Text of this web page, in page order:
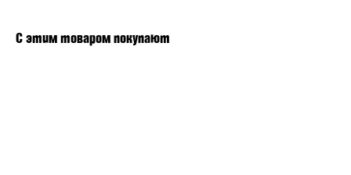
С этим товаром покупают